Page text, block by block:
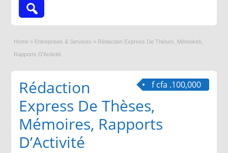
Home » Entreprises & Services » Rédaction Express De Thèses, Mémoires,
Rapports D’Activité
f cfa .100,000
Rédaction
Express De Thèses,
Mémoires, Rapports
D’Activité